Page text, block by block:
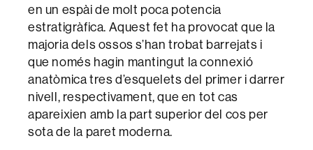
en un espài de molt poca potencia
estratigràfica. Aquest fet ha provocat que la
majoria dels ossos s’han trobat barrejats i
que només hagin mantingut la connexió
anatòmica tres d’esquelets del primer i darrer
nivell, respectivament, que en tot cas
apareixien amb la part superior del cos per
sota de la paret moderna.